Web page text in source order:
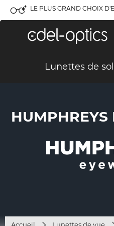
LE PLUS GRAND CHOIX
Lunettes de
HUMPHREYS